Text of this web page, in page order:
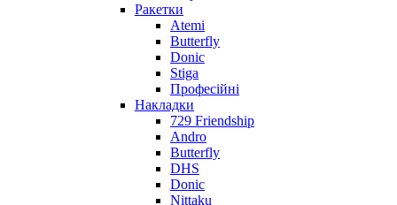
Ракетки
Atemi
Butterfly
Donic
Stiga
Професійні
Накладки
729 Friendship
Andro
Butterfly
DHS
Donic
Nittaku